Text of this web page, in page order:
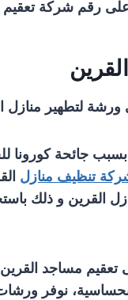
رقم شركة تعقيم
ورشة لتطهير منازل
جائحة كورونا
تنظيف منازل
القرين و ذلك
تعقيم مساجد
نوفر